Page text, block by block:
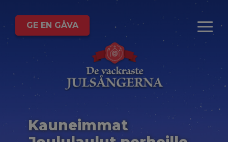
GE EN GÅVA
Kauneimmat